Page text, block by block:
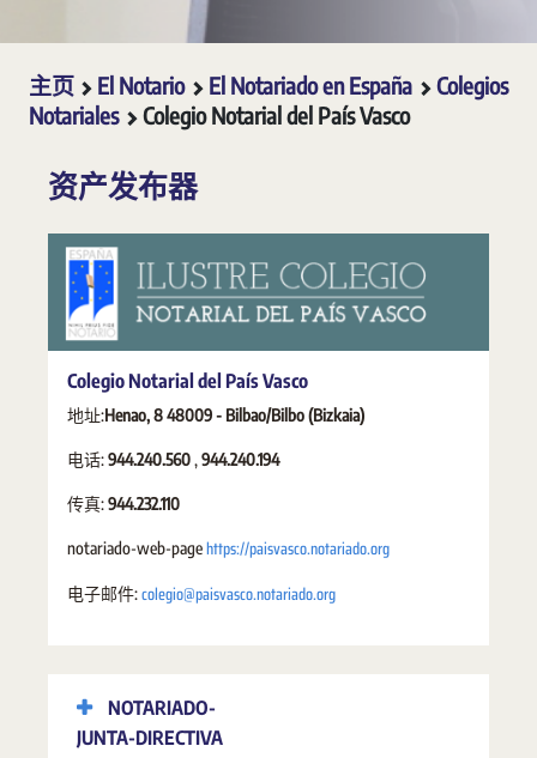
主页 El Notario El Notariado en España
Colegios
Notariales
Colegio Notarial del País Vasco
资产发布器
Colegio Notarial del País Vasco
地址:Henao, 8 48009 - Bilbao/Bilbo (Bizkaia)
电话:944.240.560,944.240.194
传真:944.232.110
notariado-web-pagehttps://paisvasco.notariado.org
电子邮件:colegio@paisvasco.notariado.org
NOTARIADO-
JUNTA-DIRECTIVA